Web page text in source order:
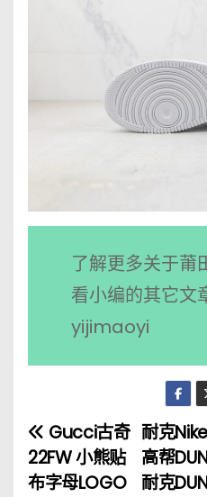
了解更多关于莆
看小编的其它文
yijimaoyi
文
章
耐克
高帮
耐克
Gucci古奇
22FW 小熊贴
布字母LOGO